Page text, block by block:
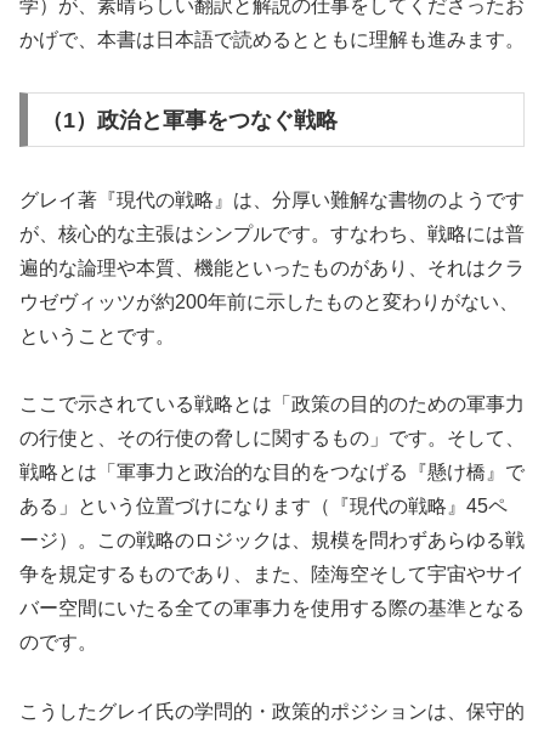
学）が、素晴らしい翻訳と解説の仕事をしてくださったお
かげで、本書は日本語で読めるとともに理解も進みます。
（1）政治と軍事をつなぐ戦略
グレイ著『現代の戦略』は、分厚い難解な書物のようです
が、核心的な主張はシンプルです。すなわち、戦略には普
遍的な論理や本質、機能といったものがあり、それはクラ
ウゼヴィッツが約200年前に示したものと変わりがない、
ということです。
ここで示されている戦略とは「政策の目的のための軍事力
の行使と、その行使の脅しに関するもの」です。そして、
戦略とは「軍事力と政治的な目的をつなげる『懸け橋』で
ある」という位置づけになります（『現代の戦略』45ペ
ージ）。この戦略のロジックは、規模を問わずあらゆる戦
争を規定するものであり、また、陸海空そして宇宙やサイ
バー空間にいたる全ての軍事力を使用する際の基準となる
のです。
こうしたグレイ氏の学問的・政策的ポジションは、保守的